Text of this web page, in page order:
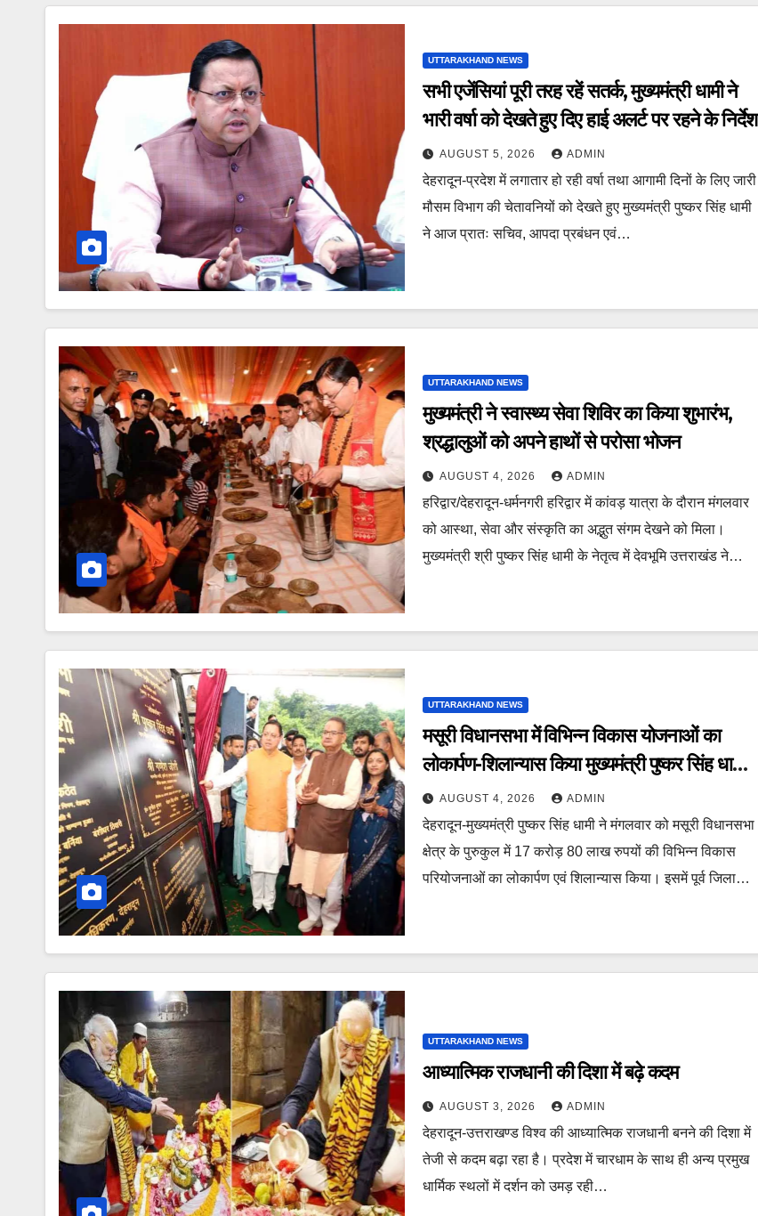
UTTARAKHAND NEWS
सभी एजेंसियां पूरी तरह रहें सतर्क, मुख्यमंत्री धामी ने
भारी वर्षा को देखते हुए दिए हाई अलर्ट पर रहने के निर्देश
AUGUST 5, 2026 ADMIN
देहरादून-प्रदेश में लगातार हो रही वर्षा तथा आगामी दिनों के लिए जारी
मौसम विभाग की चेतावनियों को देखते हुए मुख्यमंत्री पुष्कर सिंह धामी
ने आज प्रातः सचिव, आपदा प्रबंधन एवं…
UTTARAKHAND NEWS
मुख्यमंत्री ने स्वास्थ्य सेवा शिविर का किया शुभारंभ,
श्रद्धालुओं को अपने हाथों से परोसा भोजन
AUGUST 4, 2026 ADMIN
हरिद्वार/देहरादून-धर्मनगरी हरिद्वार में कांवड़ यात्रा के दौरान मंगलवार
को आस्था, सेवा और संस्कृति का अद्भुत संगम देखने को मिला।
मुख्यमंत्री श्री पुष्कर सिंह धामी के नेतृत्व में देवभूमि उत्तराखंड ने…
UTTARAKHAND NEWS
मसूरी विधानसभा में विभिन्न विकास योजनाओं का
लोकार्पण-शिलान्यास किया मुख्यमंत्री पुष्कर सिंह धामी
ने AUGUST 4, 2026 ADMIN
देहरादून-मुख्यमंत्री पुष्कर सिंह धामी ने मंगलवार को मसूरी विधानसभा
क्षेत्र के पुरुकुल में 17 करोड़ 80 लाख रुपयों की विभिन्न विकास
परियोजनाओं का लोकार्पण एवं शिलान्यास किया। इसमें पूर्व जिला…
UTTARAKHAND NEWS
आध्यात्मिक राजधानी की दिशा में बढ़े कदम
AUGUST 3, 2026 ADMIN
देहरादून-उत्तराखण्ड विश्व की आध्यात्मिक राजधानी बनने की दिशा में
तेजी से कदम बढ़ा रहा है। प्रदेश में चारधाम के साथ ही अन्य प्रमुख
धार्मिक स्थलों में दर्शन को उमड़ रही…